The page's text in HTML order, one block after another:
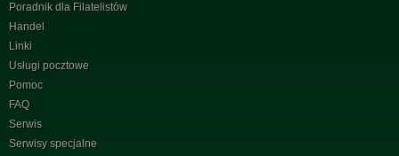
Poradnik dla Filatelistów
Handel
Linki
Usługi pocztowe
Pomoc
FAQ
Serwis
Serwisy specjalne